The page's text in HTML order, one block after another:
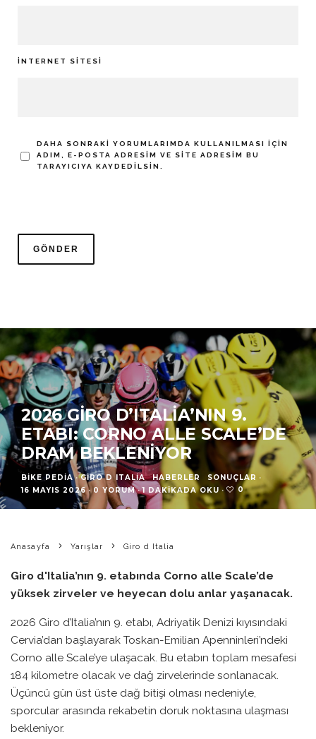
İNTERNET SITESI
DAHA SONRAKI YORUMLARIMDA KULLANILMASI IÇIN
ADIM, E-POSTA ADRESIM VE SITE ADRESIM BU
TARAYICIYA KAYDEDILSIN.
2026 GIRO D’ITALIA’NIN 9.
ETABI: CORNO ALLE SCALE’DE
DRAM BEKLENIYOR
BIKE PEDIA · GIRO D ITALIA HABERLER SONUÇLAR ·
16 MAYIS 2026 · 0 YORUM · 1 DAKIKADA OKU · 0
Anasayfa Yarışlar Giro d Italia
Giro d'Italia’nın 9. etabında Corno alle Scale’de
yüksek zirveler ve heyecan dolu anlar yaşanacak.
2026 Giro d’Italia’nın 9. etabı, Adriyatik Denizi kıyısındaki
Cervia’dan başlayarak Toskan-Emilian Apenninleri’ndeki
Corno alle Scale’ye ulaşacak. Bu etabın toplam mesafesi
184 kilometre olacak ve dağ zirvelerinde sonlanacak.
Üçüncü gün üst üste dağ bitişi olması nedeniyle,
sporcular arasında rekabetin doruk noktasına ulaşması
bekleniyor.